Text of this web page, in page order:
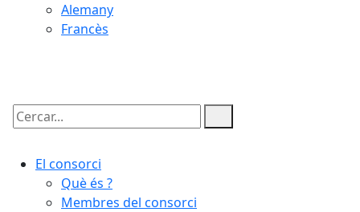
Alemany
Francès
Cercar:
El consorci
Què és ?
Membres del consorci